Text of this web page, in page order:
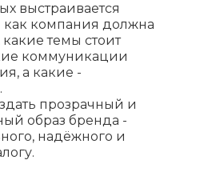
выстраивается
как компания должна
какие темы стоит
коммуникации
а какие -
прозрачный и
образ бренда -
надёжного и